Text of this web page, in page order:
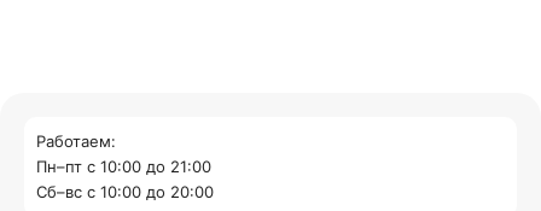
Работаем:
Пн–пт с 10:00 до 21:00
Cб–вс с 10:00 до 20:00